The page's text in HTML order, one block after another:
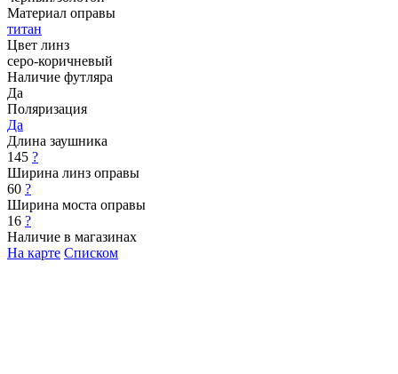
Материал оправы
титан
Цвет линз
серо-коричневый
Наличие футляра
Да
Поляризация
Да
Длина заушника
145 ?
Ширина линз оправы
60 ?
Ширина моста оправы
16 ?
Наличие в магазинах
На карте Списком